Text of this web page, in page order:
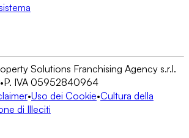
Solutions Franchising Agency s.r.l.
•P. IVA 05952840964
•Uso dei Cookie•Cultura della
di Illeciti